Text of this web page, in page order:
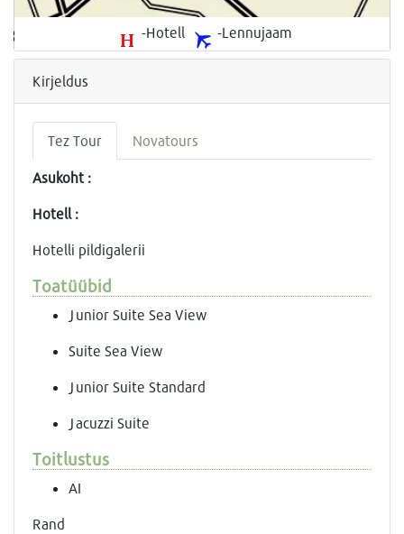
-Hotell -Lennujaam
Kirjeldus
Tez Tour Novatours
Asukoht :
Hotell :
Hotelli pildigalerii
Toatüübid
Junior Suite Sea View
Suite Sea View
Junior Suite Standard
Jacuzzi Suite
Toitlustus
AI
Rand